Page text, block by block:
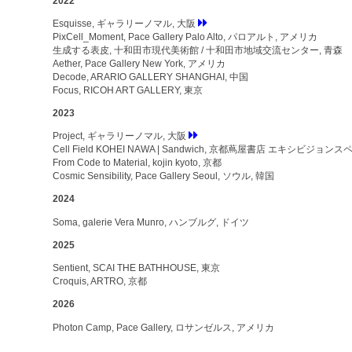
Esquisse, ギャラリーノマル, 大阪
PixCell_Moment, Pace Gallery Palo Alto, パロアルト, アメリカ
生成する表皮, 十和田市現代美術館 / 十和田市地域交流センター, 青森
Aether, Pace Gallery New York, アメリカ
Decode, ARARIO GALLERY SHANGHAI, 中国
Focus, RICOH ART GALLERY, 東京
2023
Project, ギャラリーノマル, 大阪
Cell Field KOHEI NAWA | Sandwich, 京都蔦屋書店 エキシビジョンス
From Code to Material, kojin kyoto, 京都
Cosmic Sensibility, Pace Gallery Seoul, ソウル, 韓国
2024
Soma, galerie Vera Munro, ハンブルグ, ドイツ
2025
Sentient, SCAI THE BATHHOUSE, 東京
Croquis, ARTRO, 京都
2026
Photon Camp, Pace Gallery, ロサンゼルス, アメリカ